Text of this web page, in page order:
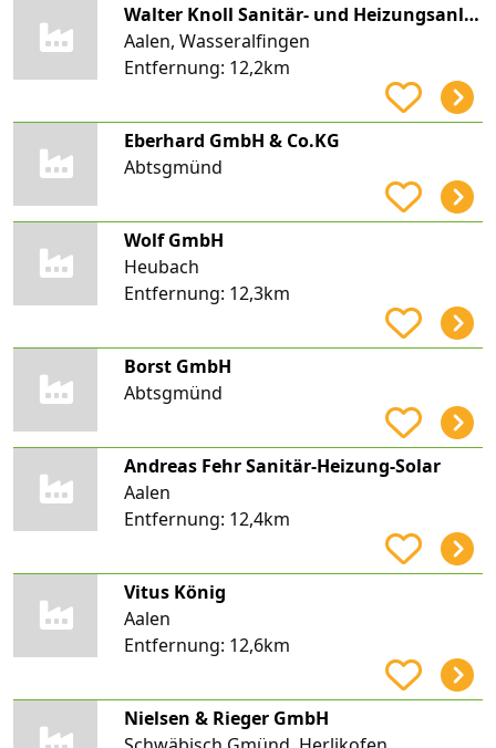
Walter Knoll Sanitär- und Heizungsanlagen
Aalen, Wasseralfingen
Entfernung: 12,2km
Eberhard GmbH & Co.KG
Abtsgmünd
Wolf GmbH
Heubach
Entfernung: 12,3km
Borst GmbH
Abtsgmünd
Andreas Fehr Sanitär-Heizung-Solar
Aalen
Entfernung: 12,4km
Vitus König
Aalen
Entfernung: 12,6km
Nielsen & Rieger GmbH